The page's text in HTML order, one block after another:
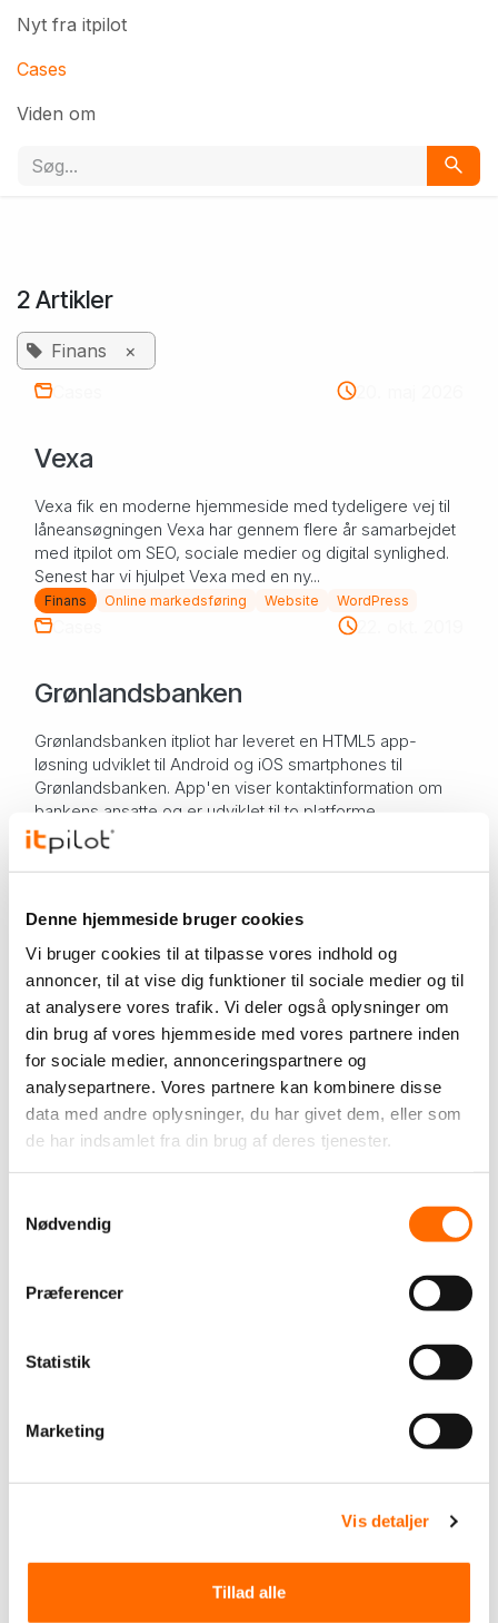
Denne hjemmeside bruger cookies
Vi bruger cookies til at tilpasse vores indhold og
annoncer, til at vise dig funktioner til sociale medier og til
at analysere vores trafik. Vi deler også oplysninger om
din brug af vores hjemmeside med vores partnere inden
for sociale medier, annonceringspartnere og
analysepartnere. Vores partnere kan kombinere disse
data med andre oplysninger, du har givet dem, eller som
de har indsamlet fra din brug af deres tjenester.
Nødvendig
Præferencer
Statistik
Marketing
Vis detaljer
Tillad alle
Nyt fra itpilot
Cases
Viden om
2 Artikler
Finans
×
Cases
20. maj 2026
Vexa
Vexa fik en moderne hjemmeside med tydeligere vej til
låneansøgningen Vexa har gennem flere år samarbejdet
med itpilot om SEO, sociale medier og digital synlighed.
Senest har vi hjulpet Vexa med en ny...
Finans Online markedsføring Website WordPress
Cases 22. okt. 2019
Grønlandsbanken
Grønlandsbanken itpliot har leveret en HTML5 app-
løsning udviklet til Android og iOS smartphones til
Grønlandsbanken. App'en viser kontaktinformation om
bankens ansatte og er udviklet til to platforme...
App-udvikling
Vi hjælper virksomheder med digitale løsninger, der er
nemme at bruge, sikre at drive og tilpasset den måde,
forretningen arbejder på.
TAGS
Andet
Brancher
Kultur, sport & fritid Transport
Løsninger
Drift & Hosting Joomla CMS
Laravel Magento Odoo Online markedsføring
Prestashop Shopify
Softwareudvikling Support Umbraco Webshop
WordPress